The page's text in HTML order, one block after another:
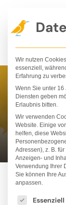
Inhalt
springen
Wir nutzen
essenziell,
Erfahrung zu
Wenn Sie unter
Diensten geben
Erlaubnis bitten.
Wir verwenden
Website. Einige
helfen, diese
Adressen), z. B.
Anzeigen- und
Verwendung Ihrer
Sie können Ihre
anpassen.
Es folgtEssenziell